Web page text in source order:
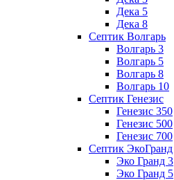
Дека 5
Дека 8
Септик Волгарь
Волгарь 3
Волгарь 5
Волгарь 8
Волгарь 10
Септик Генезис
Генезис 350
Генезис 500
Генезис 700
Септик ЭкоГранд
Эко Гранд 3
Эко Гранд 5